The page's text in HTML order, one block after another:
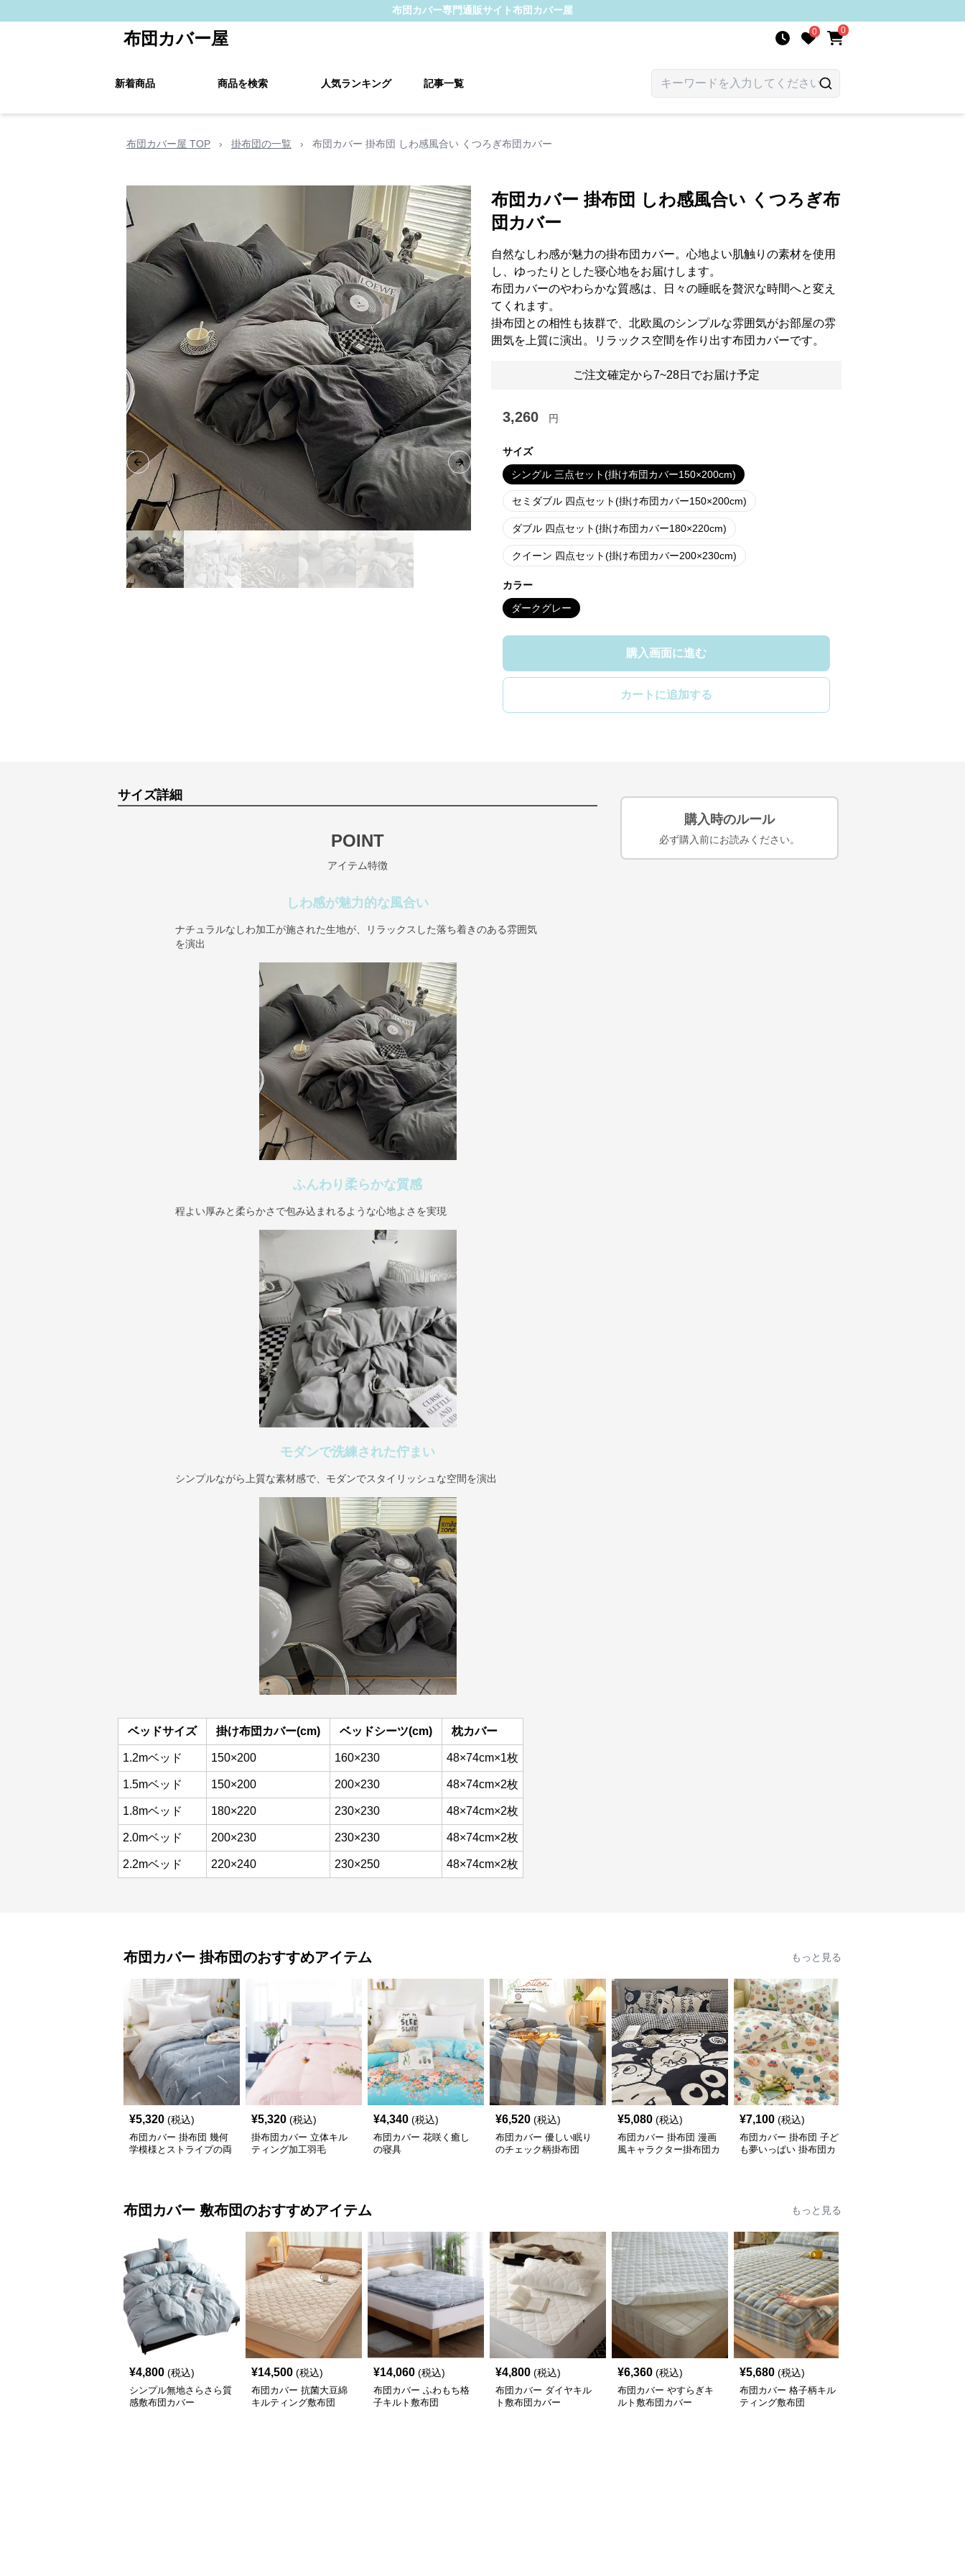
布団カバー専門通販サイト布団カバー屋
布団カバー屋 0 0
新着商品 商品を検索 人気ランキング 記事一覧
布団カバー屋 TOP › 掛布団の一覧 › 布団カバー 掛布団 しわ感風合い くつろぎ布団カバー
Previous slide Next slide
布団カバー 掛布団 しわ感風合い くつろぎ布
団カバー
自然なしわ感が魅力の掛布団カバー。心地よい肌触りの素材を使用
し、ゆったりとした寝心地をお届けします。
布団カバーのやわらかな質感は、日々の睡眠を贅沢な時間へと変え
てくれます。
掛布団との相性も抜群で、北欧風のシンプルな雰囲気がお部屋の雰
囲気を上質に演出。リラックス空間を作り出す布団カバーです。
ご注文確定から7~28日でお届け予定
3,260 円
サイズ
シングル 三点セット(掛け布団カバー150×200cm)
セミダブル 四点セット(掛け布団カバー150×200cm)
ダブル 四点セット(掛け布団カバー180×220cm)
クイーン 四点セット(掛け布団カバー200×230cm)
カラー
ダークグレー
購入画面に進む
カートに追加する
サイズ詳細
POINT
アイテム特徴
しわ感が魅力的な風合い
ナチュラルなしわ加工が施された生地が、リラックスした落ち着きのある雰囲気
を演出
ふんわり柔らかな質感
程よい厚みと柔らかさで包み込まれるような心地よさを実現
モダンで洗練された佇まい
シンプルながら上質な素材感で、モダンでスタイリッシュな空間を演出
ベッドサイズ 掛け布団カバー(cm) ベッドシーツ(cm) 枕カバー
1.2mベッド 150×200 160×230 48×74cm×1枚
1.5mベッド 150×200 200×230 48×74cm×2枚
1.8mベッド 180×220 230×230 48×74cm×2枚
2.0mベッド 200×230 230×230 48×74cm×2枚
2.2mベッド 220×240 230×250 48×74cm×2枚
購入時のルール
必ず購入前にお読みください。
布団カバー 掛布団のおすすめアイテム もっと見る
¥5,320 (税込)
布団カバー 掛布団 幾何
学模様とストライプの両
¥5,320 (税込)
掛布団カバー 立体キル
ティング加工羽毛
¥4,340 (税込)
布団カバー 花咲く癒し
の寝具
¥6,520 (税込)
布団カバー 優しい眠り
のチェック柄掛布団
¥5,080 (税込)
布団カバー 掛布団 漫画
風キャラクター掛布団カ
¥7,100 (税込)
布団カバー 掛布団 子ど
も夢いっぱい 掛布団カ
布団カバー 敷布団のおすすめアイテム もっと見る
¥4,800 (税込)
シンプル無地さらさら質
感敷布団カバー
¥14,500 (税込)
布団カバー 抗菌大豆綿
キルティング敷布団
¥14,060 (税込)
布団カバー ふわもち格
子キルト敷布団
¥4,800 (税込)
布団カバー ダイヤキル
ト敷布団カバー
¥6,360 (税込)
布団カバー やすらぎキ
ルト敷布団カバー
¥5,680 (税込)
布団カバー 格子柄キル
ティング敷布団